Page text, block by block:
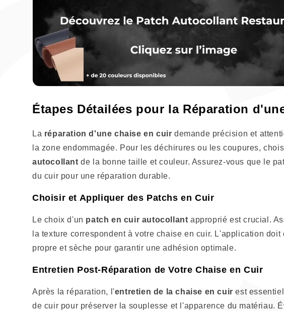
Étapes Détailées pour la Réparation
La réparation d'une chaise en cuir demande précision et
la zone endommagée. Pour les déchirures ou les coupures,
autocollant de la bonne taille et couleur. Assurez-vous que le
du cuir pour une réparation durable.
Choisir et Appliquer des Patchs en Cuir
Le choix d'un patch en cuir autocollant approprié est crucial.
la texture correspondent à votre chaise en cuir. L'application
propre et sèche pour garantir une adhésion optimale.
Entretien Post-Réparation de Votre Chaise en Cuir
Après la réparation, l'entretien de la chaise en cuir est
de cuir pour préserver la souplesse et l'apparence du matériau.